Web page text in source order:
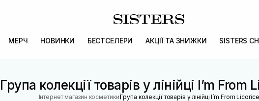
МЕРЧ НОВИНКИ БЕСТСЕЛЕРИ АКЦІЇ ТА ЗНИЖКИ SISTERS
Група колекції товарів у лінійці I’m From
Інтернет магазин косметики |Група колекції товарів у лінійці I’m From Licorice